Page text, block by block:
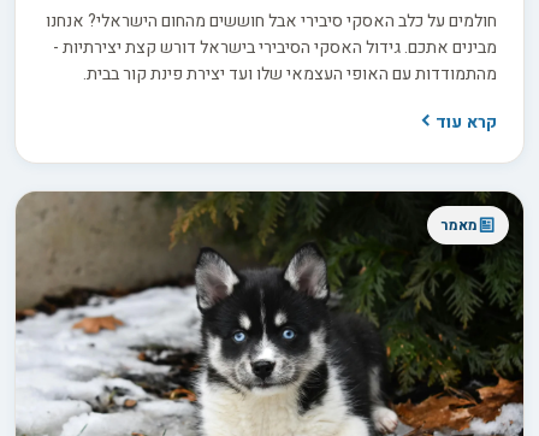
חולמים על כלב האסקי סיבירי אבל חוששים מהחום הישראלי? אנחנו
מבינים אתכם. גידול האסקי הסיבירי בישראל דורש קצת יצירתיות -
מהתמודדות עם האופי העצמאי שלו ועד יצירת פינת קור בבית.
מהתאמת מסגרת המגורים ועד לבניית קשר רגשי עמוק עם בעלי
קרא עוד
מאמר